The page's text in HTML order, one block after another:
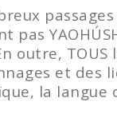
outre, TOUS
et des
la langue